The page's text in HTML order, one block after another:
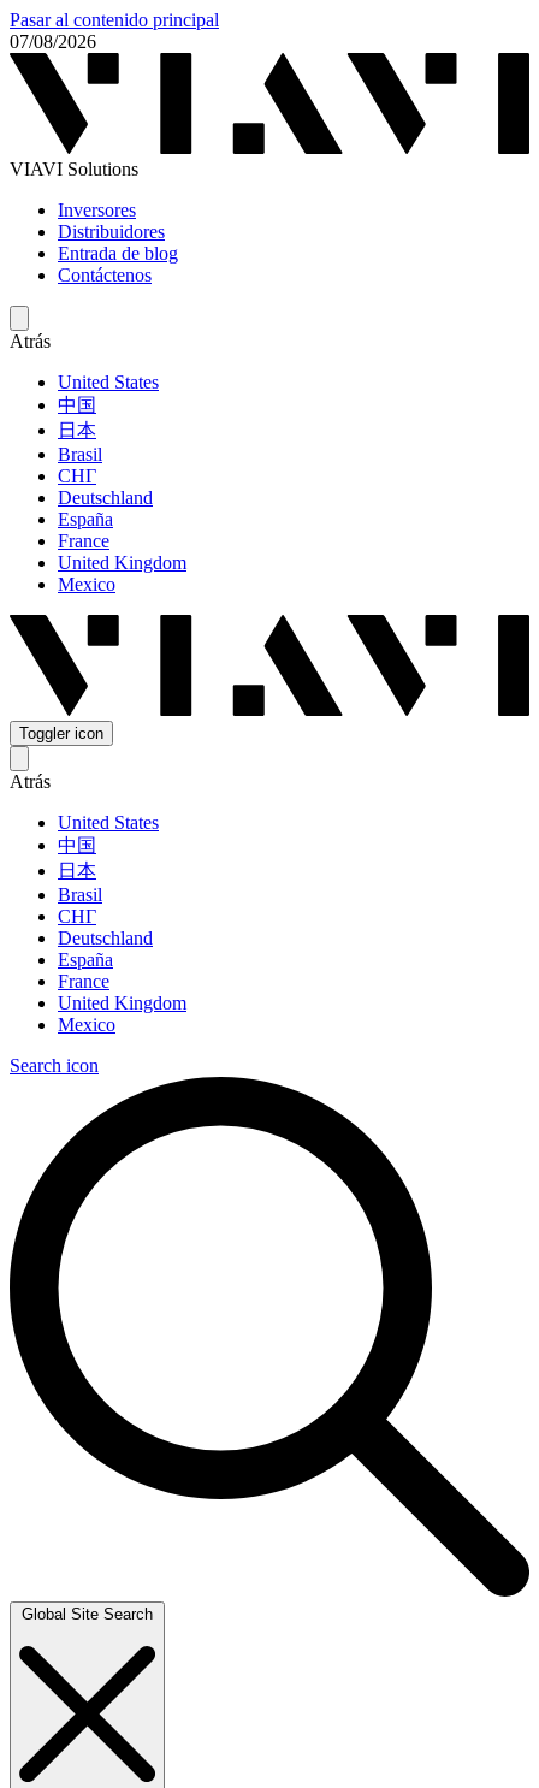
Pasar al contenido principal
07/08/2026
VIAVI Solutions
Inversores
Distribuidores
Entrada de blog
Contáctenos
Atrás
United States
中国
日本
Brasil
СНГ
Deutschland
España
France
United Kingdom
Mexico
Toggler icon
Atrás
United States
中国
日本
Brasil
СНГ
Deutschland
España
France
United Kingdom
Mexico
Search icon
Global Site Search